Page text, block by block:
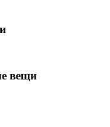
вещи